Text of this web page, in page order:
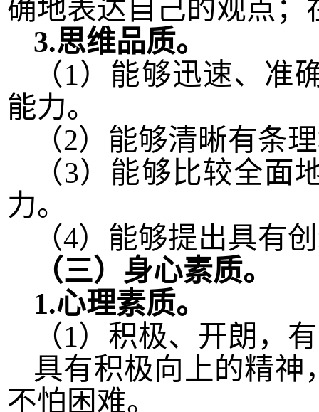
确地表达自己的观点
3.思维品质。
（1）能够迅速、准
能力。
（2）能够清晰有条
（3）能够比较全面
力。
（4）能够提出具有
（三）身心素质。
1.心理素质。
（1）积极、开朗，
具有积极向上的精神
不怕困难。